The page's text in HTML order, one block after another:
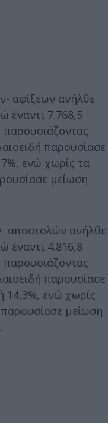
αφίξεων ανήλθε
έναντι 7.768,5
παρουσίασε
ενώ χωρίς τα
μείωση
αποστολών ανήλθε
έναντι 4.816,8
παρουσίασε
14,3%, ενώ χωρίς
παρουσίασε μείωση